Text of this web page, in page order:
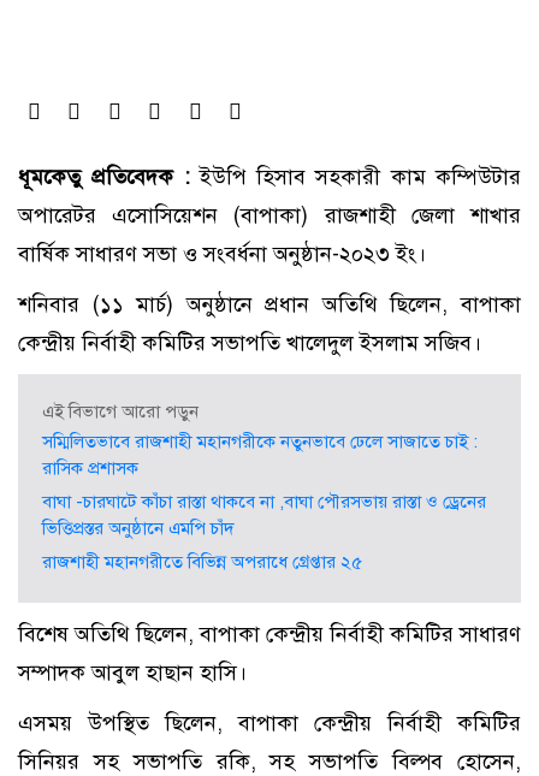
ধূমকেতু প্রতিবেদক :ইউপি হিসাব সহকারী কাম কম্পিউটার
অপারেটর এসোসিয়েশন (বাপাকা) রাজশাহী জেলা শাখার
বার্ষিক সাধারণ সভা ও সংবর্ধনা অনুষ্ঠান-২০২৩ ইং।
শনিবার (১১ মার্চ) অনুষ্ঠানে প্রধান অতিথি ছিলেন, বাপাকা
কেন্দ্রীয় নির্বাহী কমিটির সভাপতি খালেদুল ইসলাম সজিব।
এই বিভাগে আরো পড়ুন
সম্মিলিতভাবে রাজশাহী মহানগরীকে নতুনভাবে ঢেলে সাজাতে চাই :
রাসিক প্রশাসক
বাঘা -চারঘাটে কাঁচা রাস্তা থাকবে না ,বাঘা পৌরসভায় রাস্তা ও ড্রেনের
ভিত্তিপ্রস্তর অনুষ্ঠানে এমপি চাঁদ
রাজশাহী মহানগরীতে বিভিন্ন অপরাধে গ্রেপ্তার ২৫
বিশেষ অতিথি ছিলেন, বাপাকা কেন্দ্রীয় নির্বাহী কমিটির সাধারণ
সম্পাদক আবুল হাছান হাসি।
এসময় উপস্থিত ছিলেন, বাপাকা কেন্দ্রীয় নির্বাহী কমিটির
সিনিয়র সহ সভাপতি রকি, সহ সভাপতি বিল্পব হোসেন,